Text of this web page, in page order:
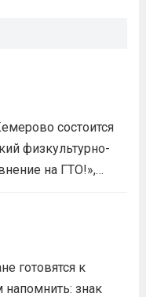
состоится
физкультурно-
на ГТО!»,
участие
проектной
3 участника
готовятся к
знак